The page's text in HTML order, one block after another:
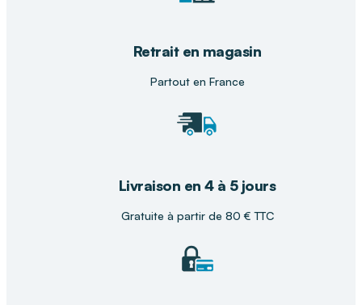
Retrait en magasin
Partout en France
Livraison en 4 à 5 jours
Gratuite à partir de 80 € TTC